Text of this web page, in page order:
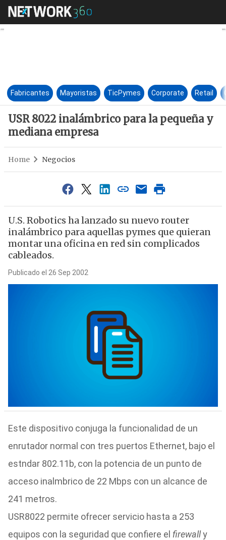
USR 8022 inalámbrico para
Fabricantes Mayoristas TicPymes Corporate Retail
USR 8022 inalámbrico para la pequeña y
mediana empresa
Home Negocios
U.S. Robotics ha lanzado su nuevo router
inalámbrico para aquellas pymes que quieran
montar una oficina en red sin complicados
cableados.
Publicado el 26 Sep 2002
Este dispositivo conjuga la funcionalidad de un
enrutador normal con tres puertos Ethernet, bajo el
estndar 802.11b, con la potencia de un punto de
acceso inalmbrico de 22 Mbps con un alcance de
241 metros.
USR8022 permite ofrecer servicio hasta a 253
equipos con la seguridad que confiere el firewally